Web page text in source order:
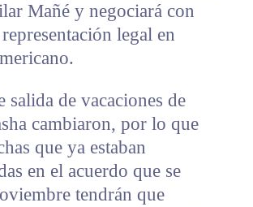
Mañé y negociará con
legal en
salida de vacaciones de
cambiaron, por lo que
que ya estaban
en el acuerdo que se
tendrán que